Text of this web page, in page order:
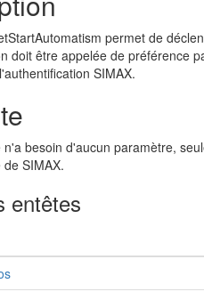
permet de
doit être appelée de préférence
SIMAX.
n'a besoin d'aucun paramètre,
SIMAX.
entêtes